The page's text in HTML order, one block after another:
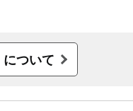
ついて